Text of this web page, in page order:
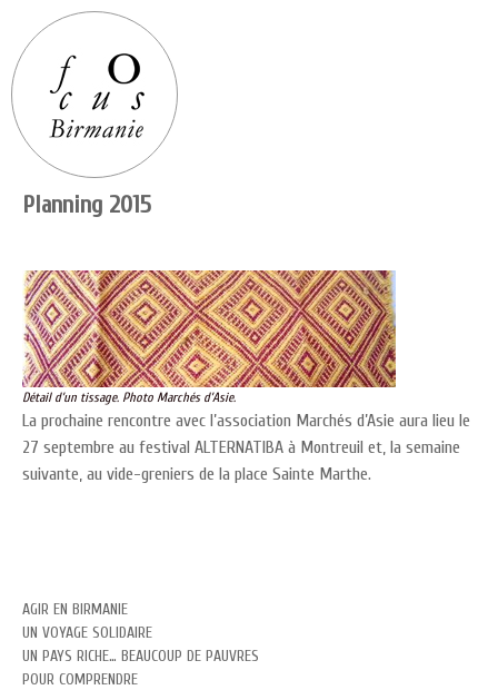
Planning 2015
Détail d’un tissage. Photo Marchés d’Asie.
La prochaine rencontre avec l’association Marchés d’Asie aura lieu le
27 septembre au festival ALTERNATIBA à Montreuil et, la semaine
suivante, au vide-greniers de la place Sainte Marthe.
AGIR EN BIRMANIE
UN VOYAGE SOLIDAIRE
UN PAYS RICHE… BEAUCOUP DE PAUVRES
POUR COMPRENDRE